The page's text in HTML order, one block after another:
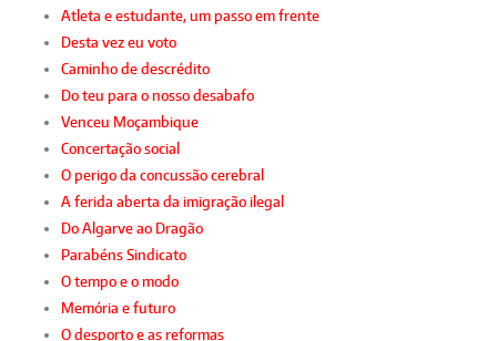
Atleta e estudante, um passo em frente
Desta vez eu voto
Caminho de descrédito
Do teu para o nosso desabafo
Venceu Moçambique
Concertação social
O perigo da concussão cerebral
A ferida aberta da imigração ilegal
Do Algarve ao Dragão
Parabéns Sindicato
O tempo e o modo
Memória e futuro
O desporto e as reformas